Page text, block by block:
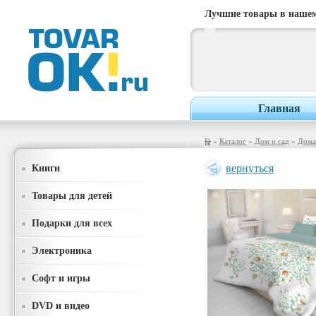
Лучшие товары в
Главная
» Каталог » Дом и сад »
Книги
Товары для детей
Подарки для всех
Электроника
Софт и игры
DVD и видео
вернуться